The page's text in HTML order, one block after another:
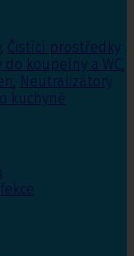
, Čistící prostředky
koupelny a WC,
, Neutralizátory
kuchyně